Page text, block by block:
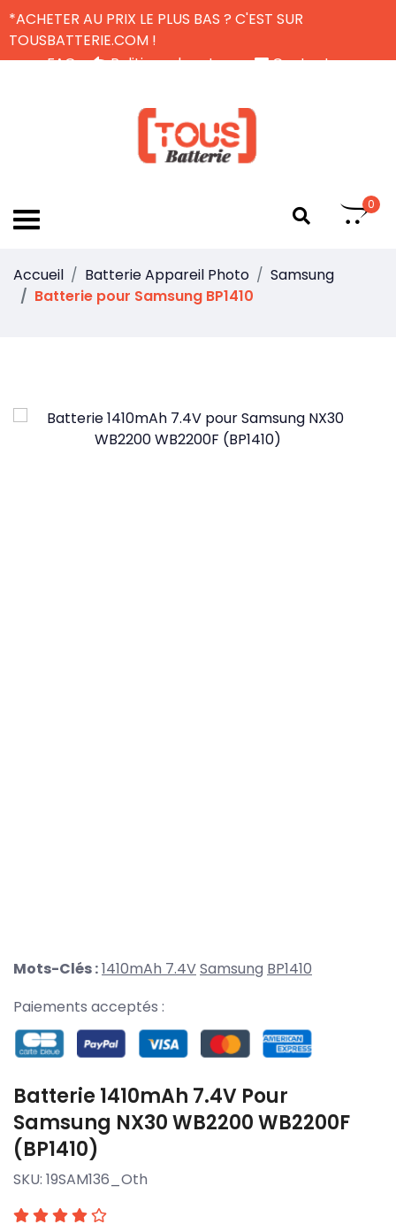
*ACHETER AU PRIX LE PLUS BAS ? C'EST SUR
TOUSBATTERIE.COM !
FAQ
Politique de retour
Contactez-nous
0
Accueil Batterie Appareil Photo
Samsung
Batterie pour Samsung BP1410
Mots-Clés :1410mAh 7.4VSamsung BP1410
Paiements acceptés :
Batterie 1410mAh 7.4V Pour
Samsung NX30 WB2200 WB2200F
(BP1410)
SKU: 19SAM136_Oth